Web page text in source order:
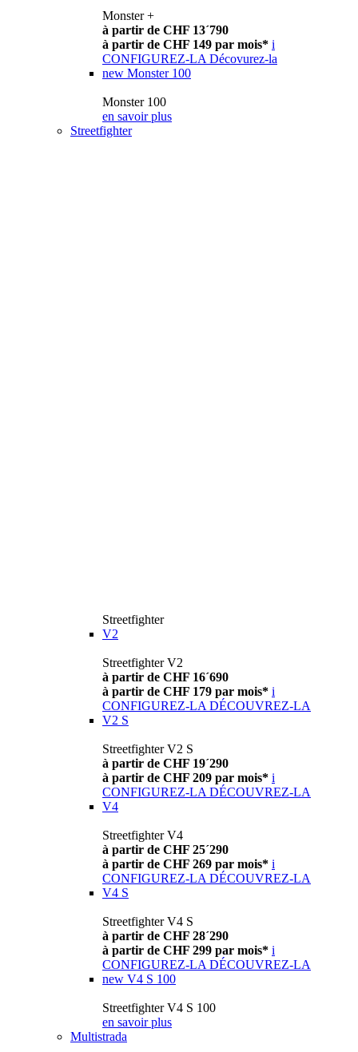
Monster +
à partir de CHF 13´790
à partir de CHF 149 par mois* i
CONFIGUREZ-LA Décovurez-la
new Monster 100
Monster 100
en savoir plus
Streetfighter
Streetfighter
V2
Streetfighter V2
à partir de CHF 16´690
à partir de CHF 179 par mois* i
CONFIGUREZ-LA DÉCOUVREZ-LA
V2 S
Streetfighter V2 S
à partir de CHF 19´290
à partir de CHF 209 par mois* i
CONFIGUREZ-LA DÉCOUVREZ-LA
V4
Streetfighter V4
à partir de CHF 25´290
à partir de CHF 269 par mois* i
CONFIGUREZ-LA DÉCOUVREZ-LA
V4 S
Streetfighter V4 S
à partir de CHF 28´290
à partir de CHF 299 par mois* i
CONFIGUREZ-LA DÉCOUVREZ-LA
new V4 S 100
Streetfighter V4 S 100
en savoir plus
Multistrada